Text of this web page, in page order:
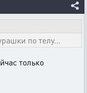
по телу...
только